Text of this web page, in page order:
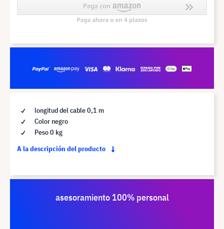
longitud del cable 0,1 m
Color negro
Peso 0 kg
A la descripción del producto
asesoramiento 100% personal